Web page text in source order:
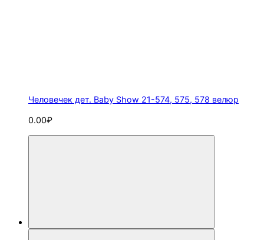
Человечек дет. Baby Show 21-574, 575, 578 велюр
0.00₽